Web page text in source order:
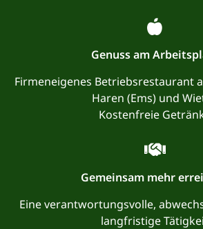
Genuss am
Firmeneigenes Betriebsrestaurant
Haren (Ems) und
Kostenfreie
Gemeinsam mehr
Eine verantwortungsvolle,
langfristige